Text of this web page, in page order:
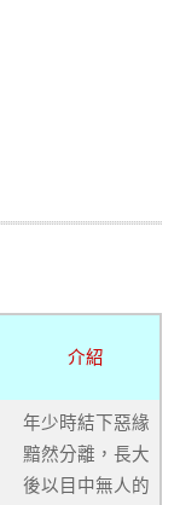
介紹
年少時結下惡緣
黯然分離，長大
後以目中無人的